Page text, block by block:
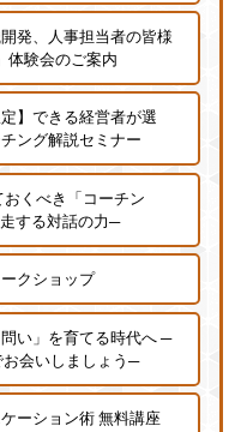
発、人事担当者の皆様
体験会のご案内
】できる経営者が選
ング解説セミナー
おくべき「コーチン
する対話の力─
クショップ
い」を育てる時代へ ─
お会いしましょう─
ーション術 無料講座